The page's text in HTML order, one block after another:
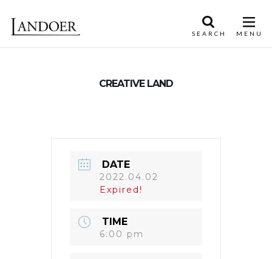
CREATIVE LAND
DATE
2022.04.02
Expired!
TIME
6:00 pm